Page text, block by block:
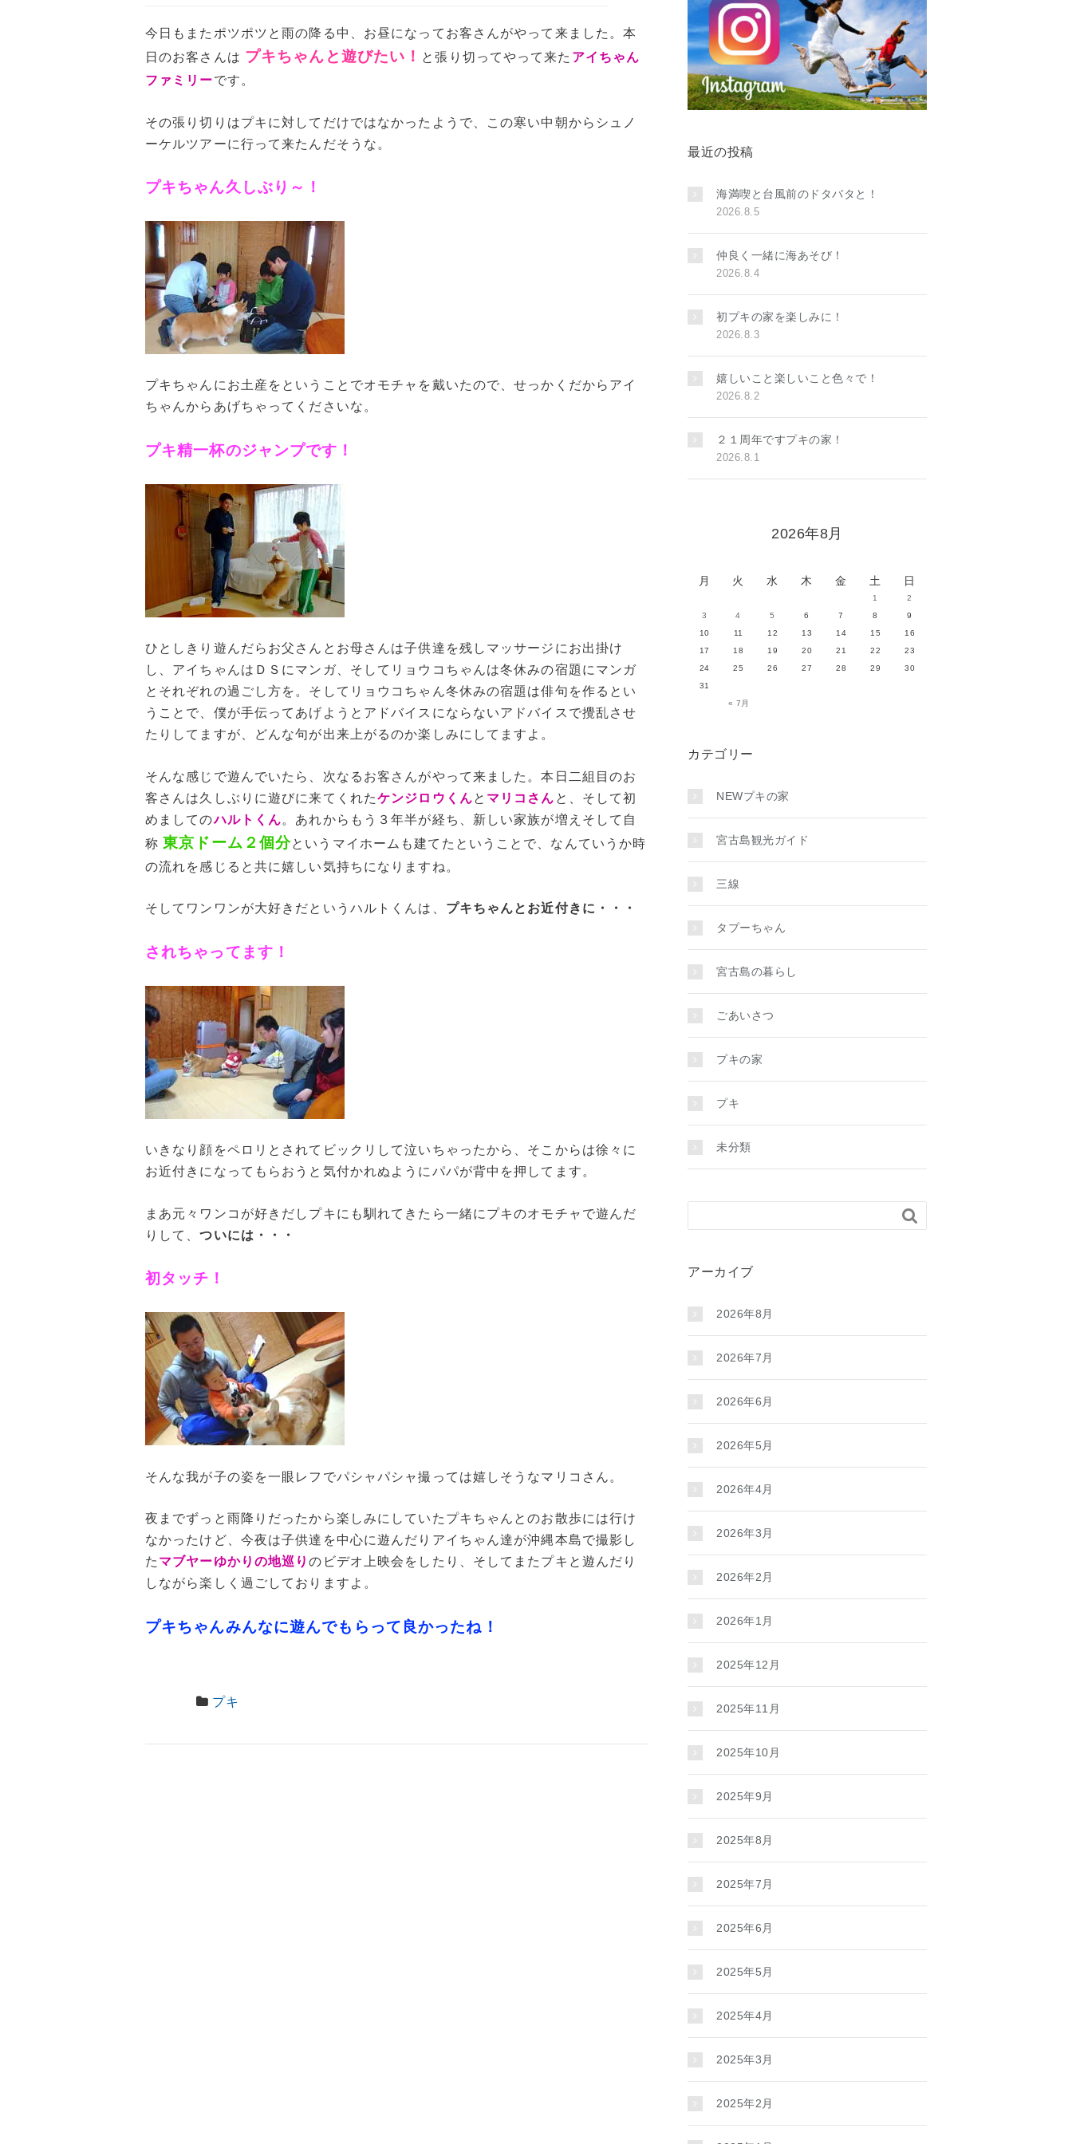
今日もまたポツポツと雨の降る中、お昼になってお客さんがやって来ました。本
日のお客さんは プキちゃんと遊びたい！ と張り切ってやって来た アイちゃん
ファミリーです。
その張り切りはプキに対してだけではなかったようで、この寒い中朝からシュノ
ーケルツアーに行って来たんだそうな。
プキちゃん久しぶり～！
プキちゃんにお土産をということでオモチャを戴いたので、せっかくだからアイ
ちゃんからあげちゃってくださいな。
プキ精一杯のジャンプです！
ひとしきり遊んだらお父さんとお母さんは子供達を残しマッサージにお出掛け
し、アイちゃんはＤＳにマンガ、そしてリョウコちゃんは冬休みの宿題にマンガ
とそれぞれの過ごし方を。そしてリョウコちゃん冬休みの宿題は俳句を作るとい
うことで、僕が手伝ってあげようとアドバイスにならないアドバイスで攪乱させ
たりしてますが、どんな句が出来上がるのか楽しみにしてますよ。
そんな感じで遊んでいたら、次なるお客さんがやって来ました。本日二組目のお
客さんは久しぶりに遊びに来てくれたケンジロウくんと マリコさん と、そして初
めましてのハルトくん。あれからもう３年半が経ち、新しい家族が増えそして自
称 東京ドーム２個分というマイホームも建てたということで、なんていうか時
の流れを感じると共に嬉しい気持ちになりますね。
そしてワンワンが大好きだというハルトくんは、 プキちゃんとお近付きに・・・
されちゃってます！
いきなり顔をペロリとされてビックリして泣いちゃったから、そこからは徐々に
お近付きになってもらおうと気付かれぬようにパパが背中を押してます。
まあ元々ワンコが好きだしプキにも馴れてきたら一緒にプキのオモチャで遊んだ
りして、ついには・・・
初タッチ！
そんな我が子の姿を一眼レフでパシャパシャ撮っては嬉しそうなマリコさん。
夜までずっと雨降りだったから楽しみにしていたプキちゃんとのお散歩には行け
なかったけど、今夜は子供達を中心に遊んだりアイちゃん達が沖縄本島で撮影し
た マブヤーゆかりの地巡りのビデオ上映会をしたり、そしてまたプキと遊んだり
しながら楽しく過ごしておりますよ。
プキちゃんみんなに遊んでもらって良かったね！
プキ
最近の投稿
海満喫と台風前のドタバタと！
2026.8.5
仲良く一緒に海あそび！
2026.8.4
初プキの家を楽しみに！
2026.8.3
嬉しいこと楽しいこと色々で！
2026.8.2
２１周年ですプキの家！
2026.8.1
2026年8月
月 火 水 木 金 土 日
« 7月
1
2
3
4 5 6 7 8
9
10
11 12 13 14 15
16
17
18 19 20 21 22
23
24
25 26 27 28 29
30
31
カテゴリー
NEWプキの家
宮古島観光ガイド
三線
タプーちゃん
宮古島の暮らし
ごあいさつ
プキの家
プキ
未分類

アーカイブ
2026年8月
2026年7月
2026年6月
2026年5月
2026年4月
2026年3月
2026年2月
2026年1月
2025年12月
2025年11月
2025年10月
2025年9月
2025年8月
2025年7月
2025年6月
2025年5月
2025年4月
2025年3月
2025年2月